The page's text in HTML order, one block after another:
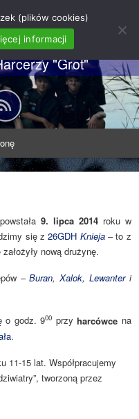
im. gen.
"Grot"
powstała 9. lipca 2014roku w
się z26GDH Knieja – to z
nową drużynę.
–Buran,Xalok, Lewanteri
o godz. 900 przyharcówce na
.
11-15 lat. Współpracujemy
tworzoną przez
(plików cookies)
informacji